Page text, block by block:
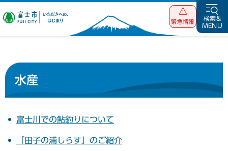
富士市 いただ
緊急情報
検索&
MENU
水産
富士川での鮎釣りについて
「田子の浦しらす」のご紹介